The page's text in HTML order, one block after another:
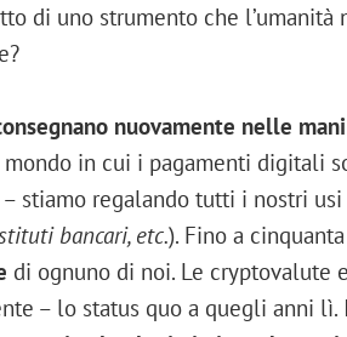
di uno strumento che l’umanità
nuovamente nelle
mondo in cui i pagamenti digitali
stiamo regalando tutti i nostri
bancari, etc.). Fino a
di ognuno di noi. Le cryptovalute
– lo status quo a quegli anni lì.